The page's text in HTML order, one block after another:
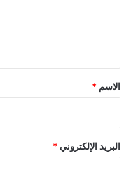
*
الاسم *
البريد الإلكتروني *